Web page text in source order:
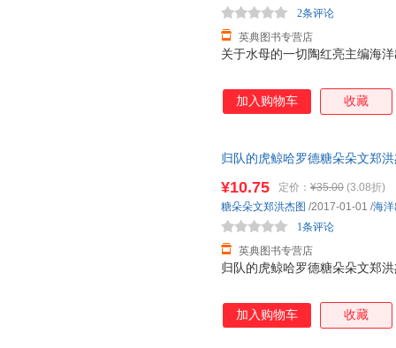
梁启超
李金明
雷勇
康婧
侯佳
戈登
高月明
陈光辉
陈晨
洋而骄傲，也为祖国拥
关于水母的一切陶红亮主编海洋
英典图书专营店
2条评论
加入购物车 收藏
归队的虎鲸哈罗德糖朵朵文郑
归队的虎鲸哈罗德糖朵朵文郑
¥10.75 定价： ¥35.00 (3.08折)
英典图书专营店
1条评论
糖朵朵文郑洪杰图 /2017-01-01 /海
加入购物车 收藏